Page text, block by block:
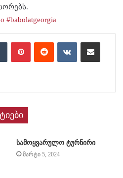
#babolatgeorgia
Tumblr PinterestReddit VKontakteShare via Email
სამოყვარულო ტურნირი
მარტი 5, 2024